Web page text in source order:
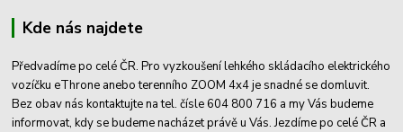
Kde nás najdete
Předvadíme po celé ČR. Pro vyzkoušení lehkého skládacího elektrického
vozíčku eThrone anebo terenního ZOOM 4x4 je snadné se domluvit.
Bez obav nás kontaktujte na tel. čísle 604 800 716 a my Vás budeme
informovat, kdy se budeme nacházet právě u Vás. Jezdíme po celé ČR a